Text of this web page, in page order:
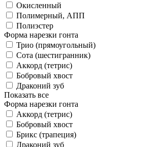
Окисленный
Полимерный, АПП
Полиэстер
Форма нарезки гонта
Трио (прямоугольный)
Сота (шестигранник)
Аккорд (тетрис)
Бобровый хвост
Драконий зуб
Показать все
Форма нарезки гонта
Аккорд (тетрис)
Бобровый хвост
Брикс (трапеция)
Драконий зуб